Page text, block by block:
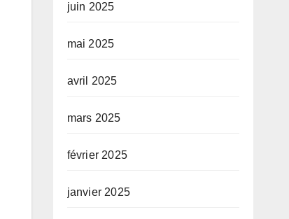
juin 2025
mai 2025
avril 2025
mars 2025
février 2025
janvier 2025